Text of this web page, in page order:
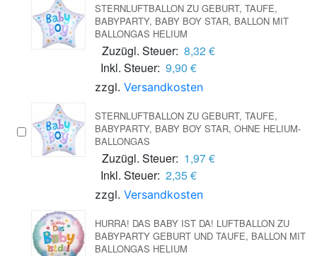
STERNLUFTBALLON ZU GEBURT, TAUFE,
BABYPARTY, BABY BOY STAR, BALLON MIT
BALLONGAS HELIUM
Zuzügl. Steuer: 8,32 €
Inkl. Steuer: 9,90 €
zzgl. Versandkosten
STERNLUFTBALLON ZU GEBURT, TAUFE,
BABYPARTY, BABY BOY STAR, OHNE HELIUM-
BALLONGAS
Zuzügl. Steuer: 1,97 €
Inkl. Steuer: 2,35 €
zzgl. Versandkosten
HURRA! DAS BABY IST DA! LUFTBALLON ZU
BABYPARTY GEBURT UND TAUFE, BALLON MIT
BALLONGAS HELIUM